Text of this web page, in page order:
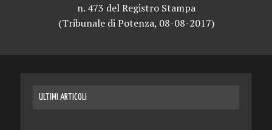
n. 473 del Registro Stampa
(Tribunale di Potenza, 08-08-2017)
ULTIMI ARTICOLI